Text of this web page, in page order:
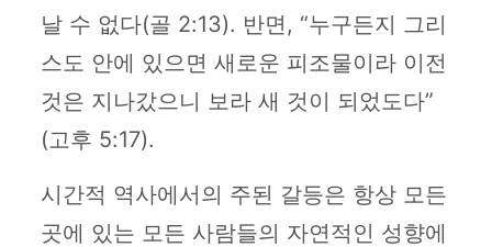
날 수 없다(골 2:13). 반면, “누구든지 그리
스도 안에 있으면 새로운 피조물이라 이전
것은 지나갔으니 보라 새 것이 되었도다”
(고후 5:17).
시간적 역사에서의 주된 갈등은 항상 모든
곳에 있는 모든 사람들의 자연적인 성향에